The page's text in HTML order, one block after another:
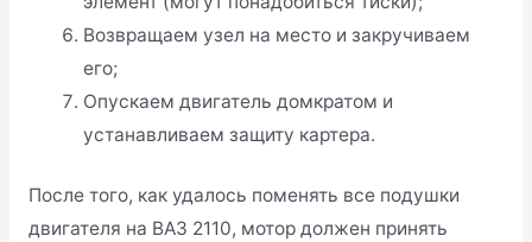
Возвращаем узел на место и закручиваем
его;
Опускаем двигатель домкратом и
устанавливаем защиту картера.
После того, как удалось поменять все подушки
двигателя на ВАЗ 2110, мотор должен принять